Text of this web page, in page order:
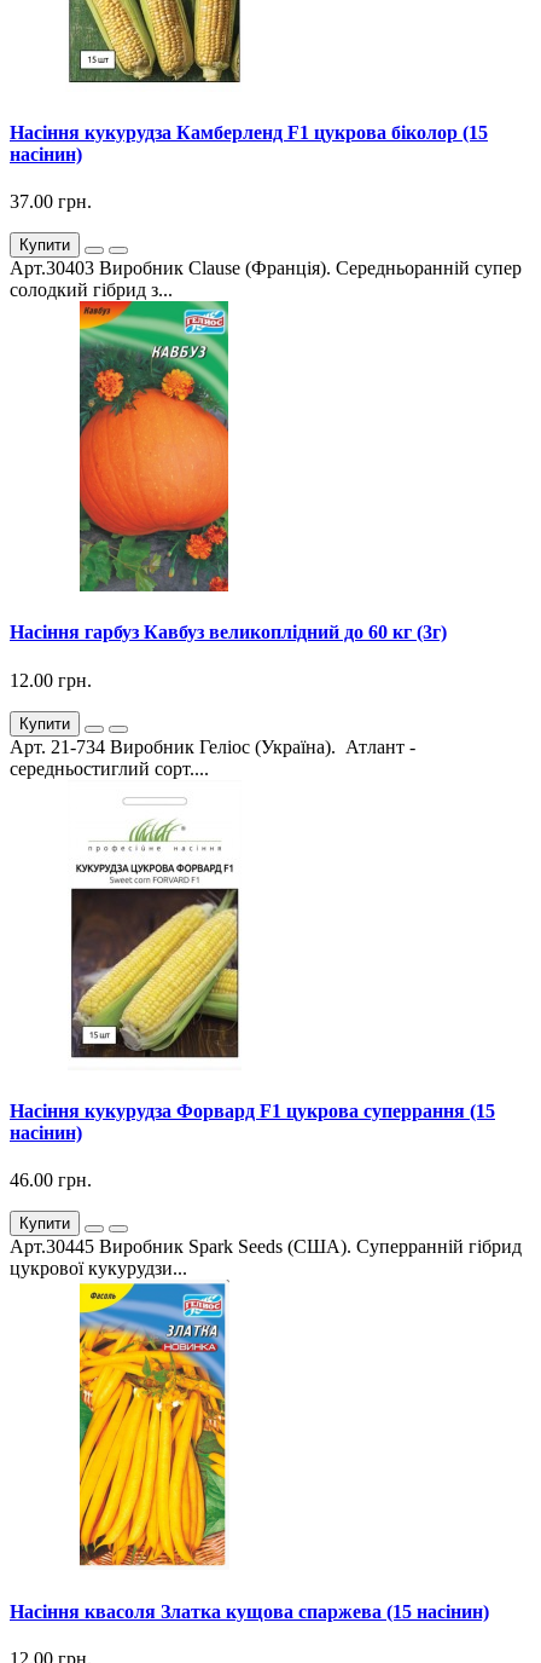
Насіння кукурудза Камберленд F1 цукрова біколор (15
насінин)
37.00 грн.
Купити
Арт.30403 Виробник Clause (Франція). Середньоранній супер
солодкий гібрид з...
Насіння гарбуз Кавбуз великоплідний до 60 кг (3г)
12.00 грн.
Купити
Арт. 21-734 Виробник Геліос (Україна). Атлант -
середньостиглий сорт....
Насіння кукурудза Форвард F1 цукрова суперрання (15
насінин)
46.00 грн.
Купити
Арт.30445 Виробник Spark Seeds (США). Суперранній гібрид
цукрової кукурудзи...
Насіння квасоля Златка кущова спаржева (15 насінин)
12.00 грн.